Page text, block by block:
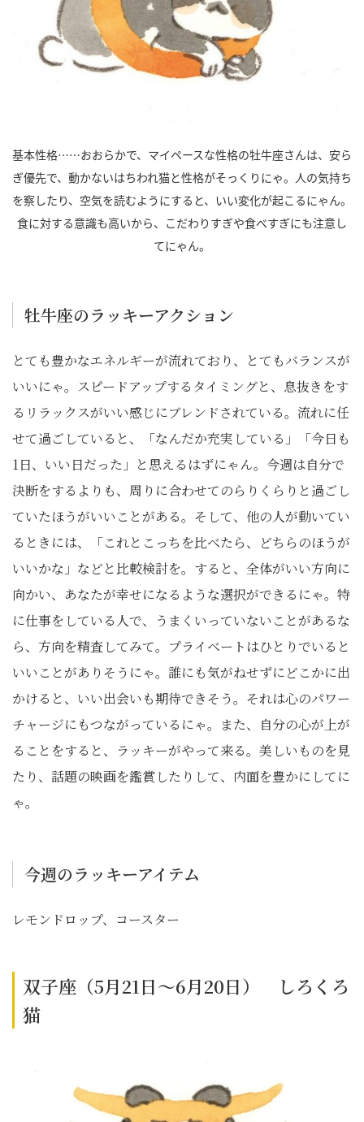
基本性格……おおらかで、マイペースな性格の牡牛座さんは、安ら
ぎ優先で、動かないはちわれ猫と性格がそっくりにゃ。人の気持ち
を察したり、空気を読むようにすると、いい変化が起こるにゃん。
食に対する意識も高いから、こだわりすぎや食べすぎにも注意し
てにゃん。
牡牛座のラッキーアクション
とても豊かなエネルギーが流れており、とてもバランスが
いいにゃ。スピードアップするタイミングと、息抜きをす
るリラックスがいい感じにブレンドされている。流れに任
せて過ごしていると、「なんだか充実している」「今日も
1日、いい日だった」と思えるはずにゃん。今週は自分で
決断をするよりも、周りに合わせてのらりくらりと過ごし
ていたほうがいいことがある。そして、他の人が動いてい
るときには、「これとこっちを比べたら、どちらのほうが
いいかな」などと比較検討を。すると、全体がいい方向に
向かい、あなたが幸せになるような選択ができるにゃ。特
に仕事をしている人で、うまくいっていないことがあるな
ら、方向を精査してみて。プライベートはひとりでいると
いいことがありそうにゃ。誰にも気がねせずにどこかに出
かけると、いい出会いも期待できそう。それは心のパワー
チャージにもつながっているにゃ。また、自分の心が上が
ることをすると、ラッキーがやって来る。美しいものを見
たり、話題の映画を鑑賞したりして、内面を豊かにしてに
ゃ。
今週のラッキーアイテム
レモンドロップ、コースター
双子座（5月21日～6月20日） しろくろ
猫